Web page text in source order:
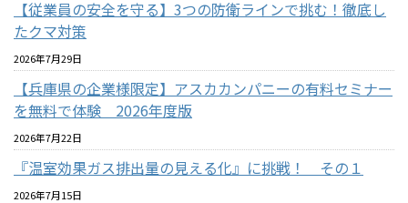
【従業員の安全を守る】3つの防衛ラインで挑む！徹底し
たクマ対策
2026年7月29日
【兵庫県の企業様限定】アスカカンパニーの有料セミナー
を無料で体験 2026年度版
2026年7月22日
『温室効果ガス排出量の見える化』に挑戦！ その１
2026年7月15日